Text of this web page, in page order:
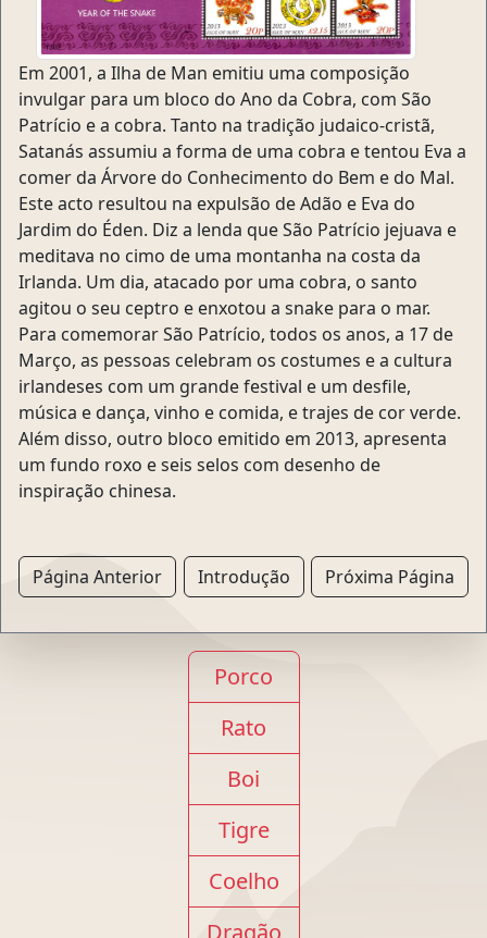
Em 2001, a Ilha de Man emitiu uma composição
invulgar para um bloco do Ano da Cobra, com São
Patrício e a cobra. Tanto na tradição judaico-cristã,
Satanás assumiu a forma de uma cobra e tentou Eva a
comer da Árvore do Conhecimento do Bem e do Mal.
Este acto resultou na expulsão de Adão e Eva do
Jardim do Éden. Diz a lenda que São Patrício jejuava e
meditava no cimo de uma montanha na costa da
Irlanda. Um dia, atacado por uma cobra, o santo
agitou o seu ceptro e enxotou a snake para o mar.
Para comemorar São Patrício, todos os anos, a 17 de
Março, as pessoas celebram os costumes e a cultura
irlandeses com um grande festival e um desfile,
música e dança, vinho e comida, e trajes de cor verde.
Além disso, outro bloco emitido em 2013, apresenta
um fundo roxo e seis selos com desenho de
inspiração chinesa.
Página Anterior Introdução Próxima Página
Porco
Rato
Boi
Tigre
Coelho